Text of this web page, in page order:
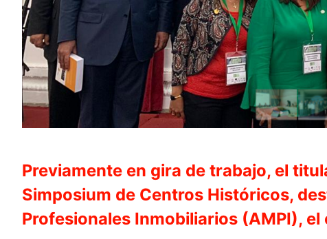
Previamente en gira de trabajo, el
Simposium de Centros Históricos,
Profesionales Inmobiliarios (AMPI),